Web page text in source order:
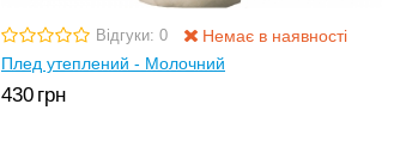
Відгуки: 0
Немає в наявності
Плед утеплений - Молочний
430 грн